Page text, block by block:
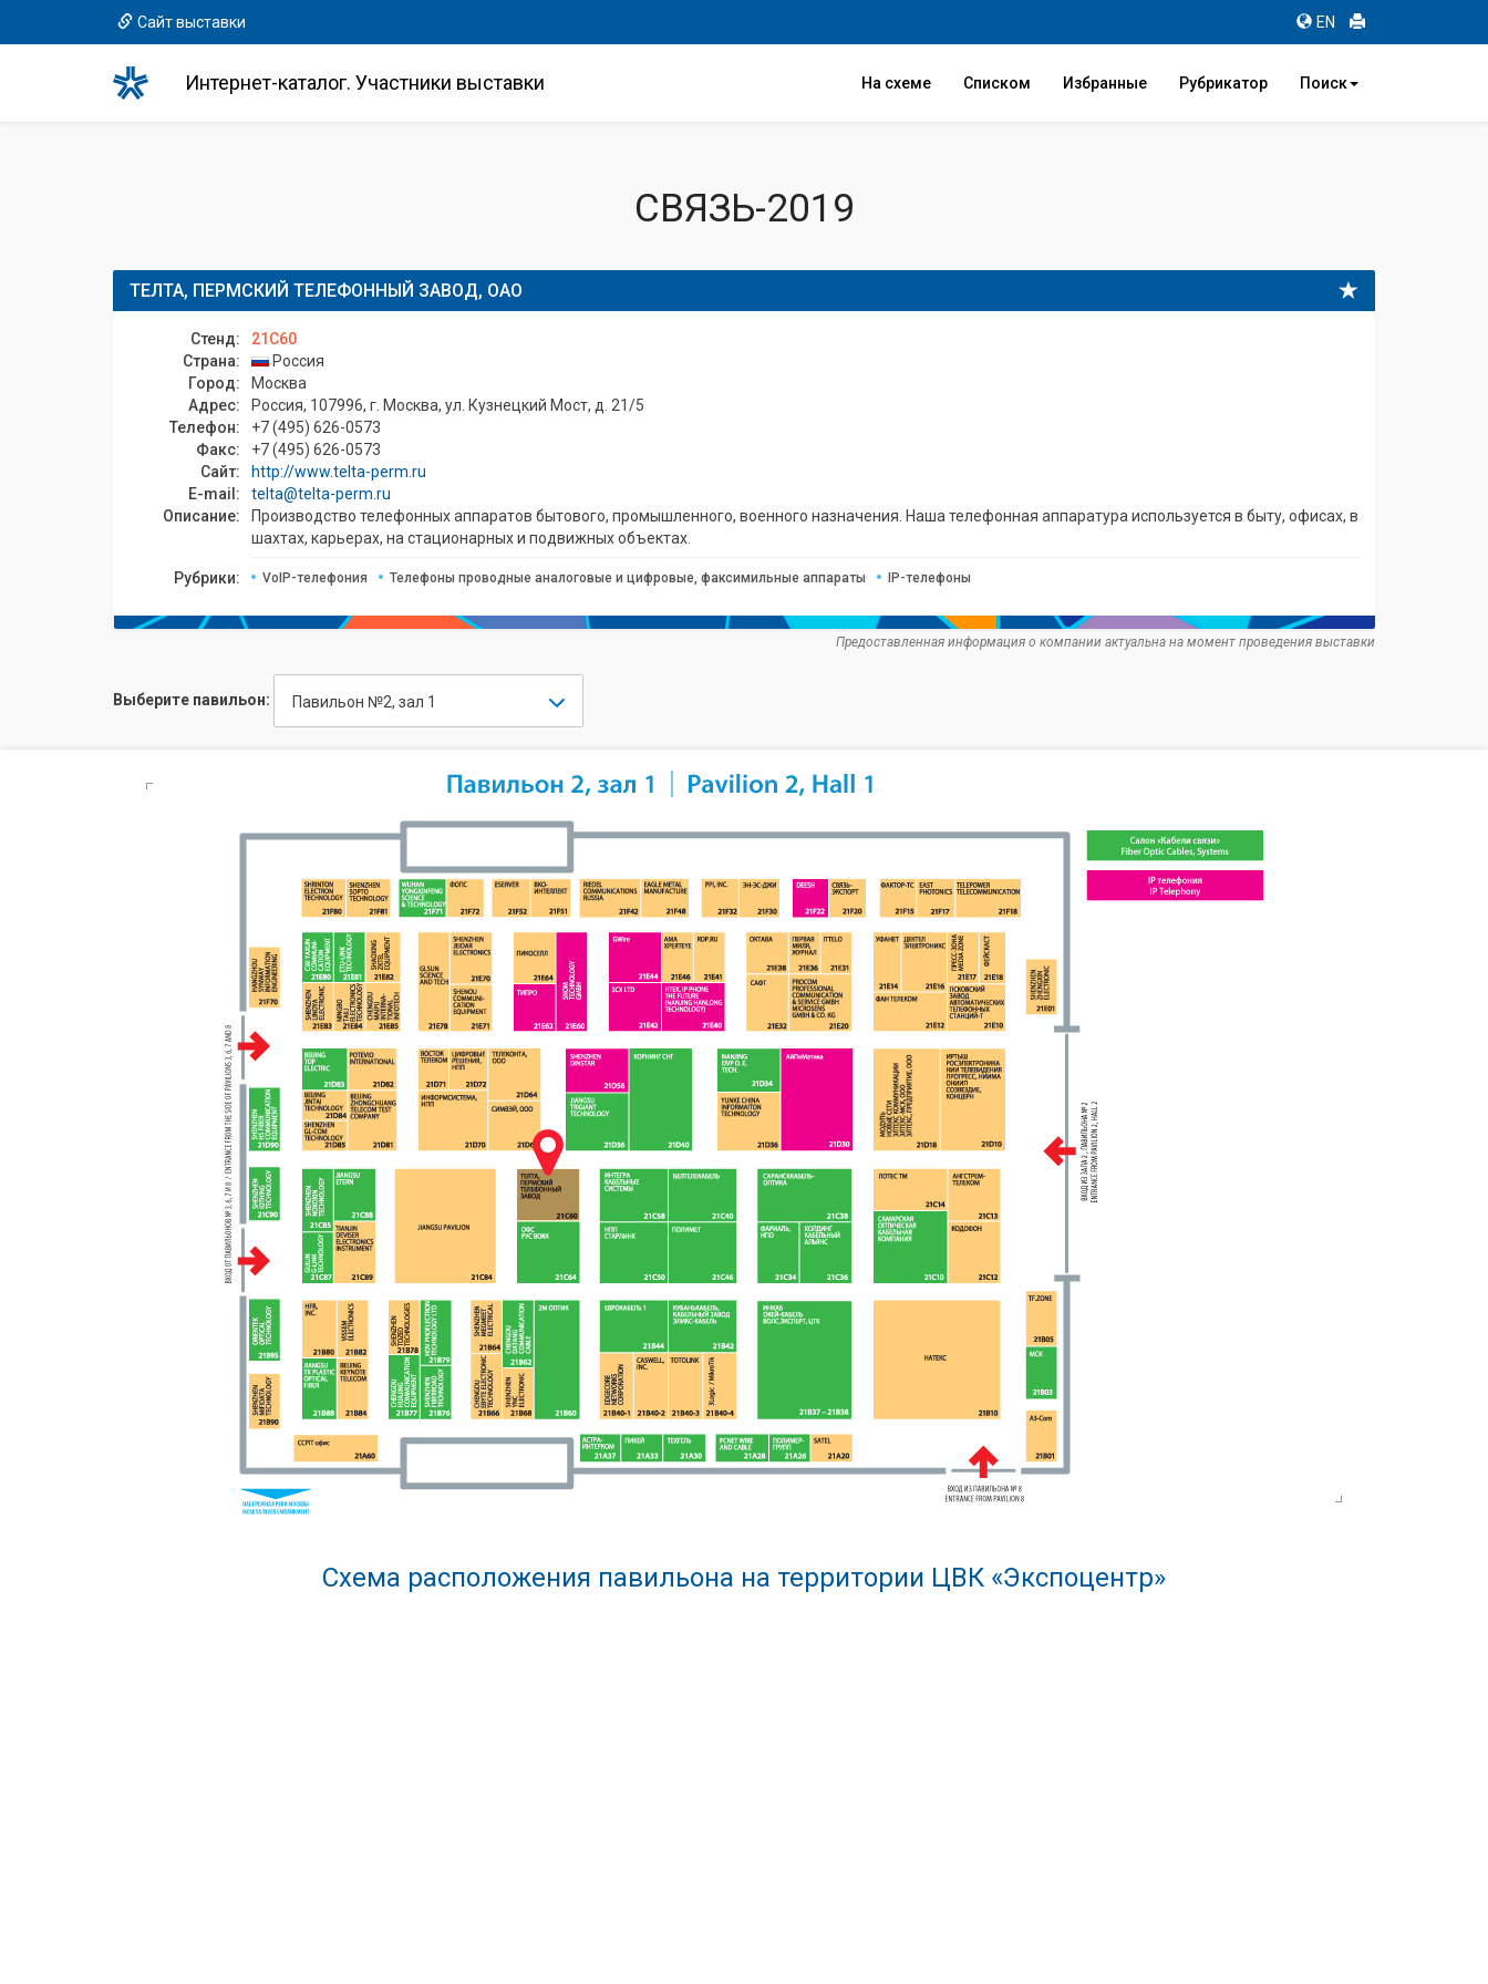
Сайт выставки EN
Интернет-каталог. Участники выставки На схеме Списком Избранные Рубрикатор Поиск
СВЯЗЬ-2019
ТЕЛТА, ПЕРМСКИЙ ТЕЛЕФОННЫЙ ЗАВОД, ОАО
Стенд:
21C60
Страна:
Россия
Город:
Москва
Адрес:
Россия, 107996, г. Москва, ул. Кузнецкий Мост, д. 21/5
Телефон:
+7 (495) 626-0573
Факс:
+7 (495) 626-0573
Сайт:
http://www.telta-perm.ru
E-mail:
telta@telta-perm.ru
Описание:
Производство телефонных аппаратов бытового, промышленного, военного назначения. Наша телефонная аппаратура используется в быту, офисах, в
шахтах, карьерах, на стационарных и подвижных объектах.
Рубрики: VoIP-телефония Телефоны проводные аналоговые и цифровые, факсимильные аппараты IP-телефоны
Предоставленная информация о компании актуальна на момент проведения выставки
Выберите павильон: Павильон №2, зал 1
Схема расположения павильона на территории ЦВК «Экспоцентр»